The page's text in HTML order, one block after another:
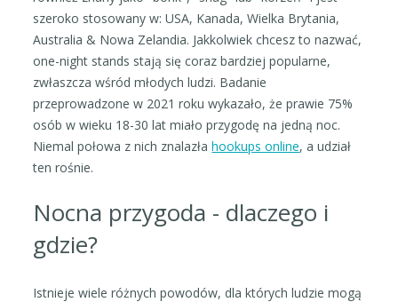
szeroko stosowany w: USA, Kanada, Wielka Brytania,
Australia & Nowa Zelandia. Jakkolwiek chcesz to nazwać,
one-night stands stają się coraz bardziej popularne,
zwłaszcza wśród młodych ludzi. Badanie
przeprowadzone w 2021 roku wykazało, że prawie 75%
osób w wieku 18-30 lat miało przygodę na jedną noc.
Niemal połowa z nich znalazłahookups online, a udział
ten rośnie.
Nocna przygoda - dlaczego i
gdzie?
Istnieje wiele różnych powodów, dla których ludzie mogą